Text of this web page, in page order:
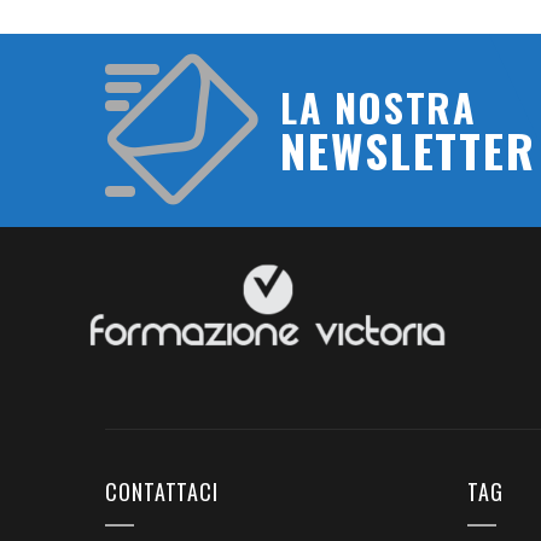
LA NOSTRA
NEWSLETTER
CONTATTACI TAG